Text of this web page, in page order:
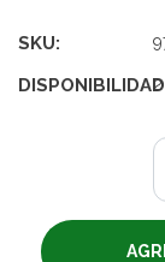
SKU:
2